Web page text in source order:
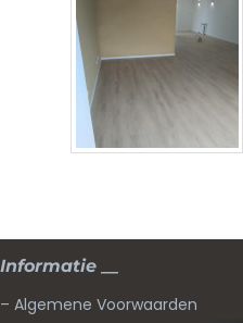
Informatie __
– Algemene Voorwaarden